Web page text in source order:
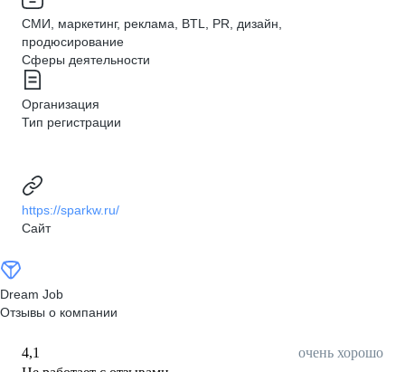
СМИ, маркетинг, реклама, BTL, PR, дизайн,
продюсирование
Сферы деятельности
Организация
Тип регистрации
https://sparkw.ru/
Сайт
Dream Job
Отзывы о компании
4,1
очень хорошо